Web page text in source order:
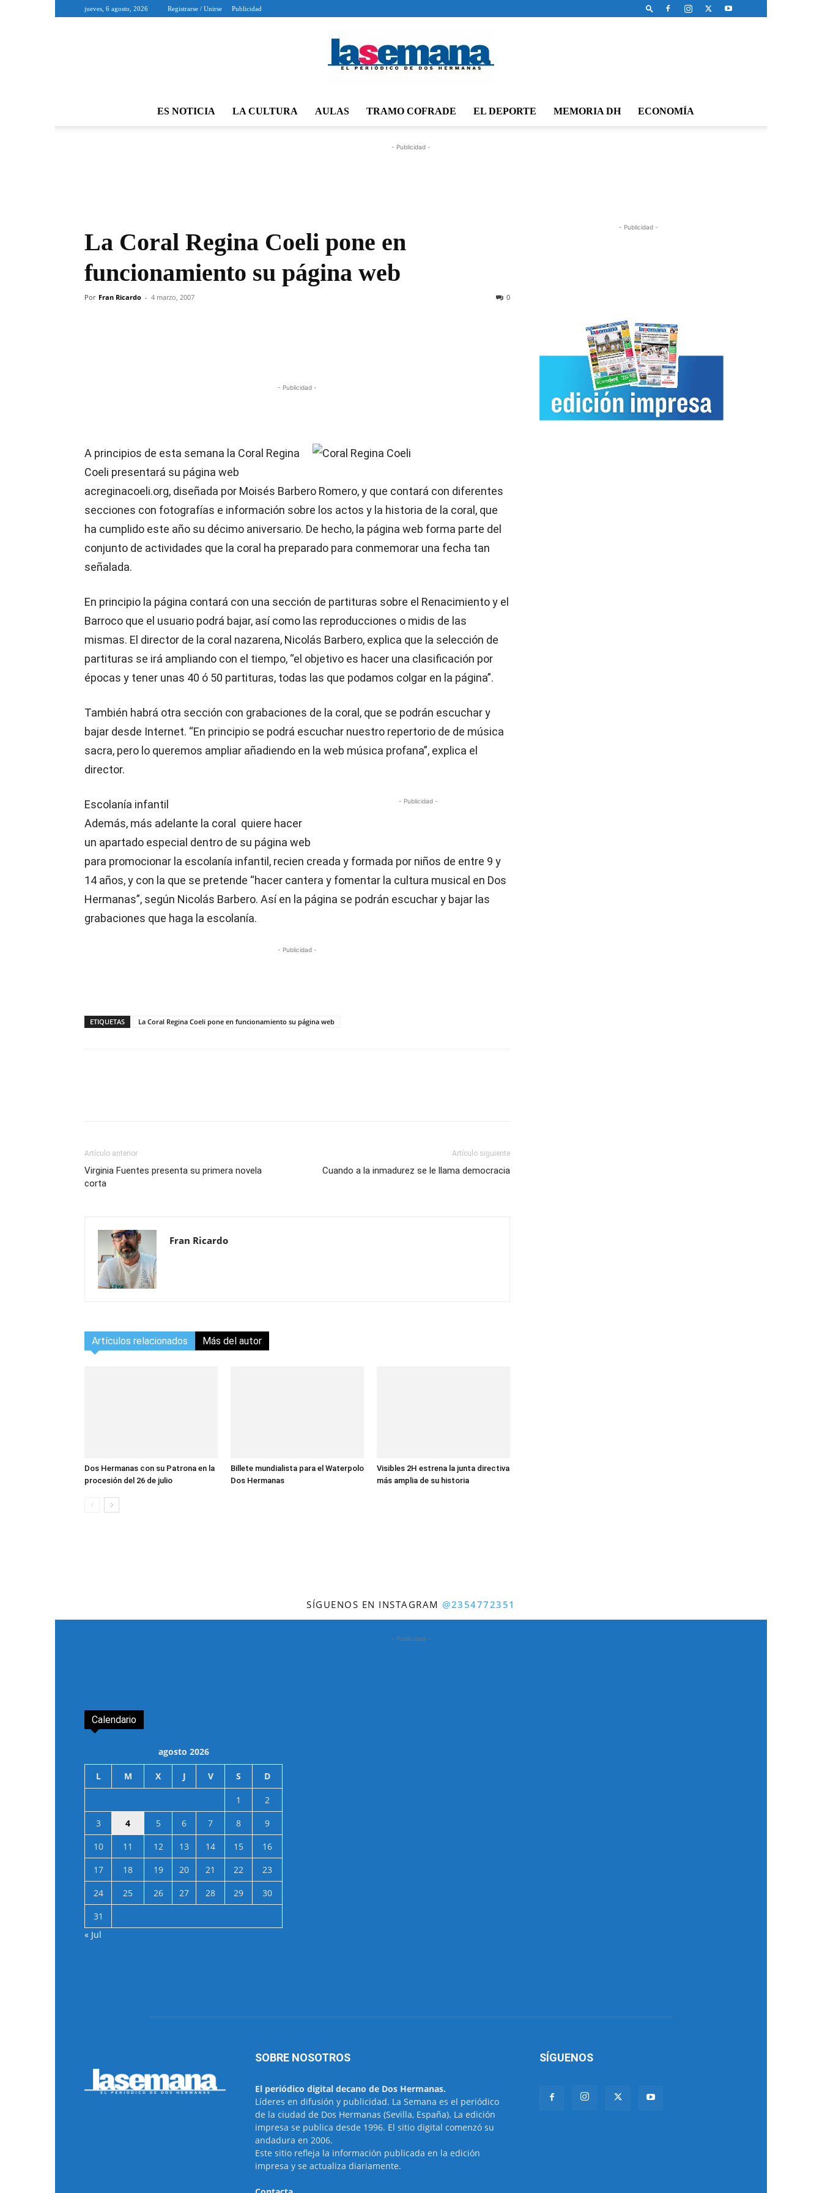
jueves, 6 agosto, 2026 Registrarse / Unirse Publicidad
ES NOTICIA LA CULTURA AULAS TRAMO COFRADE EL DEPORTE MEMORIA DH ECONOMÍA
- Publicidad -
La Coral Regina Coeli pone en
funcionamiento su página web
Por Fran Ricardo - 4 marzo, 2007 0
- Publicidad -
A principios de esta semana la Coral Regina
Coeli presentará su página web
acreginacoeli.org, diseñada por Moisés Barbero Romero, y que contará con diferentes
secciones con fotografías e información sobre los actos y la historia de la coral, que
ha cumplido este año su décimo aniversario. De hecho, la página web forma parte del
conjunto de actividades que la coral ha preparado para conmemorar una fecha tan
señalada.
En principio la página contará con una sección de partituras sobre el Renacimiento y el
Barroco que el usuario podrá bajar, así como las reproducciones o midis de las
mismas. El director de la coral nazarena, Nicolás Barbero, explica que la selección de
partituras se irá ampliando con el tiempo, “el objetivo es hacer una clasificación por
épocas y tener unas 40 ó 50 partituras, todas las que podamos colgar en la página”.
También habrá otra sección con grabaciones de la coral, que se podrán escuchar y
bajar desde Internet. “En principio se podrá escuchar nuestro repertorio de de música
sacra, pero lo queremos ampliar añadiendo en la web música profana”, explica el
director.
- Publicidad -
Escolanía infantil
Además, más adelante la coral quiere hacer
un apartado especial dentro de su página web
para promocionar la escolanía infantil, recien creada y formada por niños de entre 9 y
14 años, y con la que se pretende “hacer cantera y fomentar la cultura musical en Dos
Hermanas”, según Nicolás Barbero. Así en la página se podrán escuchar y bajar las
grabaciones que haga la escolanía.
- Publicidad -
ETIQUETAS La Coral Regina Coeli pone en funcionamiento su página web
Artículo anterior
Virginia Fuentes presenta su primera novela
corta
Artículo siguiente
Cuando a la inmadurez se le llama democracia
Fran Ricardo
Artículos relacionados Más del autor
Dos Hermanas con su Patrona en la
procesión del 26 de julio
Billete mundialista para el Waterpolo
Dos Hermanas
Visibles 2H estrena la junta directiva
más amplia de su historia
- Publicidad -
SÍGUENOS EN INSTAGRAM@2354772351
- Publicidad -
Calendario
agosto 2026
L M X J V S D
1
2
3
4 5 6 7 8
9
10
11 12 13 14 15
16
17
18 19 20 21 22
23
24
25 26 27 28 29
30
31
« Jul
SOBRE NOSOTROS
El periódico digital decano de Dos Hermanas.
Líderes en difusión y publicidad. La Semana es el periódico
de la ciudad de Dos Hermanas (Sevilla, España). La edición
impresa se publica desde 1996. El sitio digital comenzó su
andadura en 2006.
Este sitio refleja la información publicada en la edición
impresa y se actualiza diariamente.
SÍGUENOS